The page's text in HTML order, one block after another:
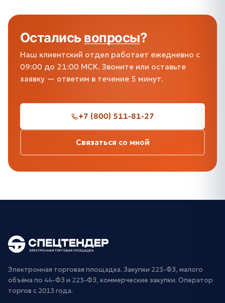
Осталисьвопросы?
Наш клиентский отдел работает ежедневно с
09:00 до 21:00 МСК. Звоните или оставьте
заявку — ответим в течение 5 минут.
+7 (800) 511-81-27
Связаться со мной
Электронная торговая площадка. Закупки 223-ФЗ, малого
объёма по 44-ФЗ и 223-ФЗ, коммерческие закупки. Оператор
торгов с 2013 года.